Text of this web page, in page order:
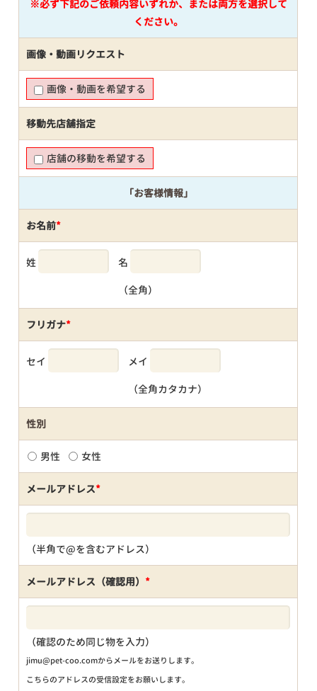
※必ず下記のご依頼内容いずれか、または両方を選択して
ください。
画像・動画リクエスト
画像・動画を希望する
移動先店舗指定
店舗の移動を希望する
「お客様情報」
お名前*
姓 名
（全角）
フリガナ*
セイ メイ
（全角カタカナ）
性別
男性 女性
メールアドレス*
（半角で@を含むアドレス）
メールアドレス（確認用） *
（確認のため同じ物を入力）
jimu@pet-coo.comからメールをお送りします。
こちらのアドレスの受信設定をお願いします。